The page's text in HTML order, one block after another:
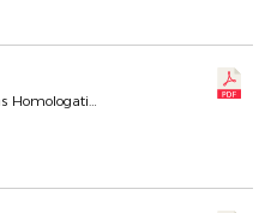
Commission Calendriers Compétitions Homologation